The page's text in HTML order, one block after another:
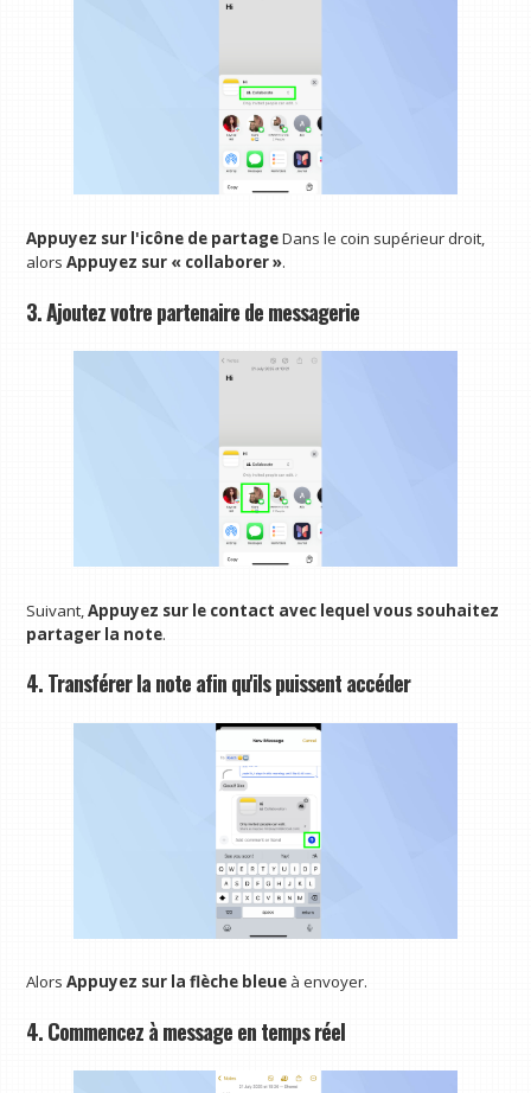
Appuyez sur l'icône de partageDans le coin supérieur droit,
alorsAppuyez sur « collaborer ».
3. Ajoutez votre partenaire de messagerie
Suivant,Appuyez sur le contact avec lequel vous souhaitez
partager la note.
4. Transférer la note afin qu'ils puissent accéder
AlorsAppuyez sur la flèche bleue à envoyer.
4. Commencez à message en temps réel